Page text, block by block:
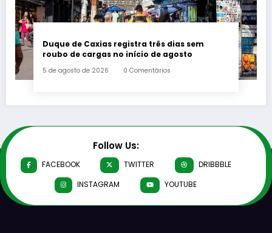
Duque de Caxias registra três dias sem
roubo de cargas no início de agosto
5 de agosto de 2026 0 Comentários
Follow Us:
FACEBOOK TWITTER
DRIBBBLE
INSTAGRAM
YOUTUBE